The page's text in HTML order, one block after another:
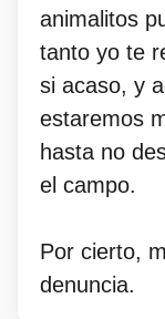
animalitos
tanto yo te
si acaso, y
estaremos
hasta no
el campo.
Por cierto,
denuncia.